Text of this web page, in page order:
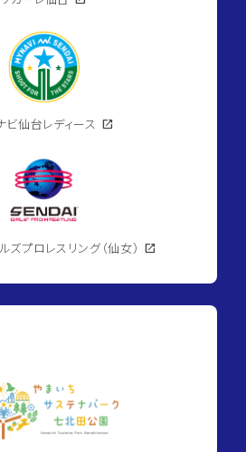
ビ仙台レディース open_in_new
ズプロレスリング（仙女） open_in_new